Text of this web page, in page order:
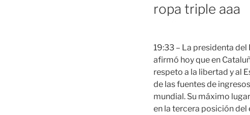
ropa triple aaa
19:33 – La presidenta
afirmó hoy que en
respeto a la libertad y al
de las fuentes de
mundial. Su máximo
en la tercera posición del